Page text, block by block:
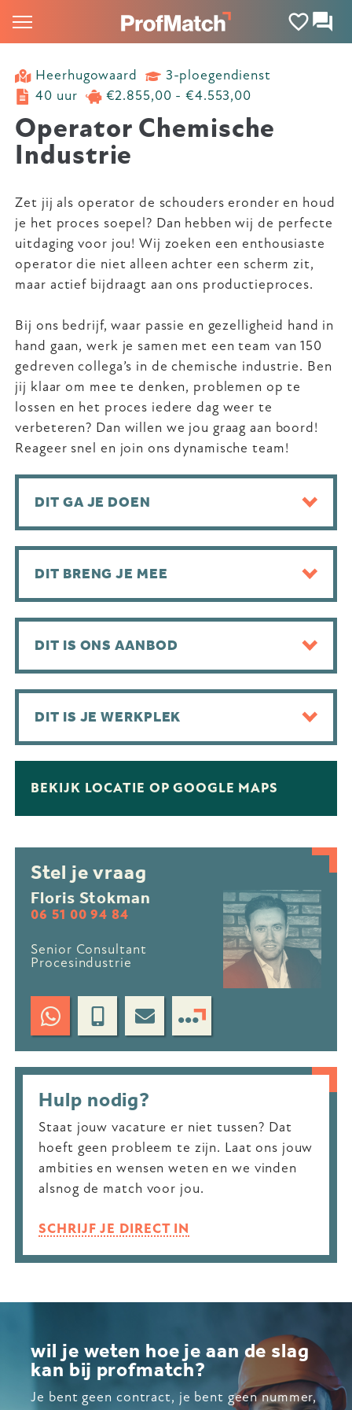
Heerhugowaard
3-ploegendienst
40 uur
€2.855,00 - €4.553,00
Operator Chemische
Industrie
Zet jij als operator de schouders eronder en houd
je het proces soepel? Dan hebben wij de perfecte
uitdaging voor jou! Wij zoeken een enthousiaste
operator die niet alleen achter een scherm zit,
maar actief bijdraagt aan ons productieproces.
Bij ons bedrijf, waar passie en gezelligheid hand in
hand gaan, werk je samen met een team van 150
gedreven collega’s in de chemische industrie. Ben
jij klaar om mee te denken, problemen op te
lossen en het proces iedere dag weer te
verbeteren? Dan willen we jou graag aan boord!
Reageer snel en join ons dynamische team!
DIT GA JE DOEN
DIT BRENG JE MEE
DIT IS ONS AANBOD
DIT IS JE WERKPLEK
BEKIJK LOCATIE OP GOOGLE MAPS
Stel je vraag
Floris Stokman
06 51 00 94 84
Senior Consultant
Procesindustrie
Hulp nodig?
Staat jouw vacature er niet tussen? Dat
hoeft geen probleem te zijn. Laat ons jouw
ambities en wensen weten en we vinden
alsnog de match voor jou.
SCHRIJF JE DIRECT IN
wil je weten hoe je aan de slag
kan bij profmatch?
Je bent geen contract, je bent geen nummer,